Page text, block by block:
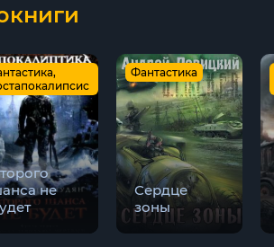
не
Сердце
зоны
Фантастика